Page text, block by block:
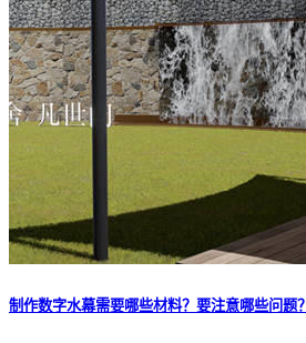
制作数字水幕需要哪些材料？要注意哪些问题？